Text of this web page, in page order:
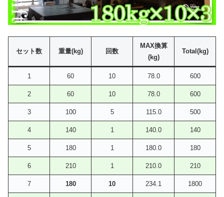
セット数 重量(kg) 回数
MAX換算
(kg)
Total(kg)
1 60 10 78.0 600
2 60 10 78.0 600
3 100 5 115.0 500
4 140 1 140.0 140
5 180 1 180.0 180
6 210 1 210.0 210
7 180 10 234.1 1800